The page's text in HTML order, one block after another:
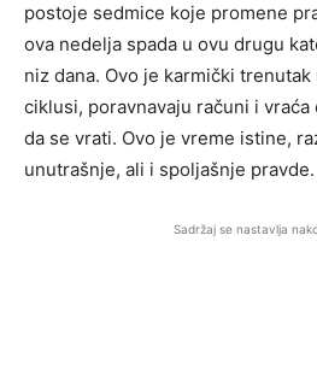
postoje sedmice koje promene
ova nedelja spada u ovu drugu
niz dana. Ovo je karmički
ciklusi, poravnavaju računi i
da se vrati. Ovo je vreme istine,
unutrašnje, ali i spoljašnje pravde.
Sadržaj se nastavlja